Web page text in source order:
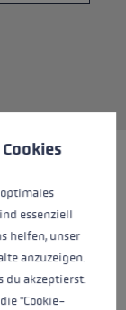
essenziell
helfen, unser
anzuzeigen.
du akzeptierst.
"Cookie-